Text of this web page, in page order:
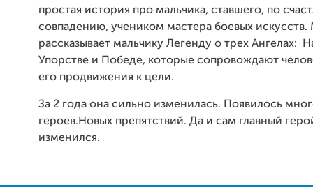
простая история про мальчика, ставшего, по
совпадению, учеником мастера боевых искусств.
рассказывает мальчику Легенду о трех Ангелах:
Упорстве и Победе, которые сопровождают
его продвижения к цели.
За 2 года она сильно изменилась. Появилось
героев.Новых препятствий. Да и сам главный
изменился.